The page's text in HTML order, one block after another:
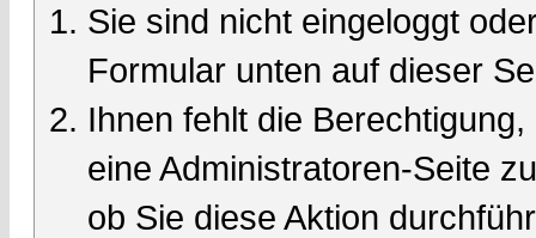
Sie sind nicht eingeloggt
Formular unten auf dieser
Ihnen fehlt die
eine Administratoren-Seite
ob Sie diese Aktion